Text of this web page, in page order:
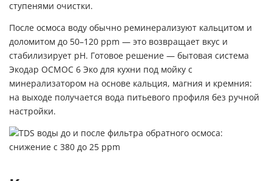
ступенями очистки.
После осмоса воду обычно реминерализуют кальцитом и
доломитом до 50–120 ppm — это возвращает вкус и
стабилизирует pH. Готовое решение — бытовая система
Экодар ОСМОС 6 Эко для кухни под мойку с
минерализатором на основе кальция, магния и кремния:
на выходе получается вода питьевого профиля без ручной
настройки.